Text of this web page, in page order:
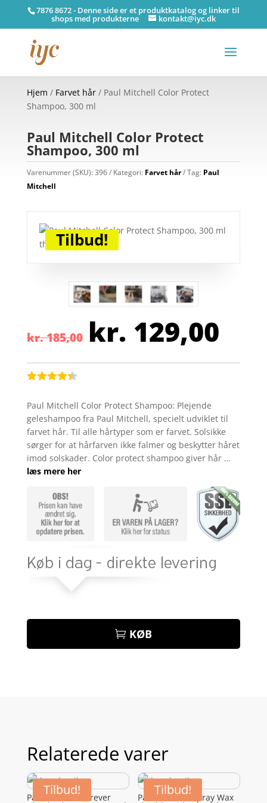
7876 8672 - Denne side er et produktkatalog og linker til
shops med produkterne kontakt@iyc.dk
Hjem / Farvet hår/ Paul Mitchell Color Protect
Shampoo, 300 ml
Paul Mitchell Color Protect
Shampoo, 300 ml
Varenummer (SKU):396 Kategori: Farvet hår Tag: Paul
Mitchell
Tilbud!
kr.185,00 Den
oprindelige
pris
var:
kr. 129,00Den
pris
er:
ud af 5
baseret
på
kundebedø
mmelser
Paul Mitchell Color Protect Shampoo: Plejende
geleshampoo fra Paul Mitchell, specielt udviklet til
farvet hår. Til alle hårtyper som er farvet. Solsikke
sørger for at hårfarven ikke falmer og beskytter håret
imod solskader. Color protect shampoo giver hår …
læs mere her
KØB
Relaterede varer
Tilbud!
Paul Mitchell Forever Tilbud!
Paul Mitchell Spray Wax